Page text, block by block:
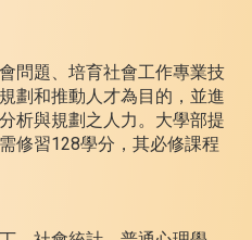
問題、培育社會工作專業技
劃和推動人才為目的，並進
析與規劃之人力。大學部提
修習128學分，其必修課程